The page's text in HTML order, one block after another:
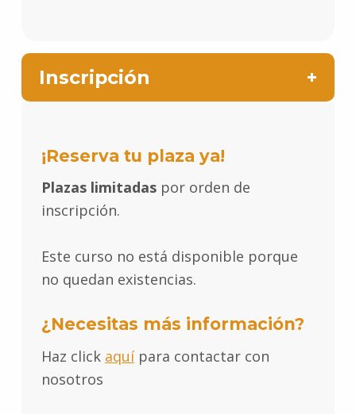
Inscripción
¡Reserva tu plaza ya!
Plazas limitadaspor orden de
inscripción.
Este curso no está disponible porque
no quedan existencias.
¿Necesitas más información?
Haz click aquípara contactar con
nosotros